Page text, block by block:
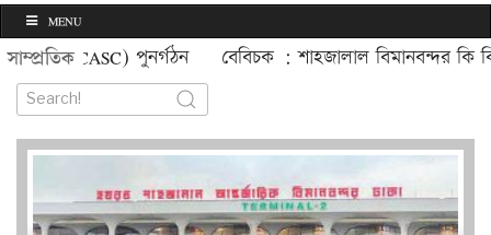
MENU
সাম্প্রতিকপুনর্গঠন বেবিচক : শাহজালাল বিমানবন্দর কি বিমান